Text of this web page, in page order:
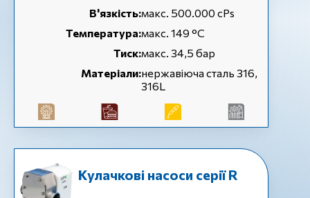
В'язкість:макс. 500.000 cPs
Температура:макс. 149 °C
Тиск:макс. 34,5 бар
Матеріали:нержавіюча сталь 316,
316L
Кулачкові насоси серії R